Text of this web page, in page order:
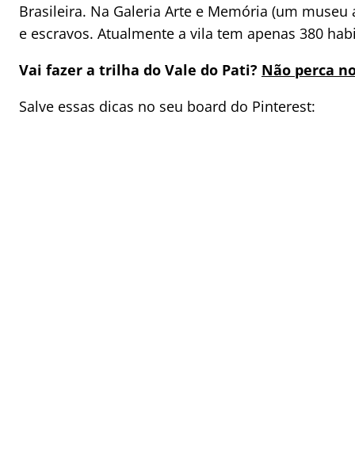
Brasileira. Na Galeria Arte e Memória (um
e escravos. Atualmente a vila tem apenas 380
Vai fazer a trilha do Vale do Pati? Não perca
Salve essas dicas no seu board do Pinterest: